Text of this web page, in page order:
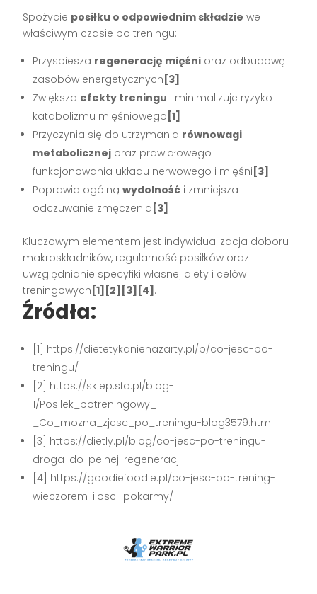
Spożycie posiłku o odpowiednim składzie we
właściwym czasie po treningu:
Przyspiesza regenerację mięśni oraz odbudowę
zasobów energetycznych [3]
Zwiększa efekty treningu i minimalizuje ryzyko
katabolizmu mięśniowego [1]
Przyczynia się do utrzymania równowagi
metabolicznej oraz prawidłowego
funkcjonowania układu nerwowego i mięśni [3]
Poprawia ogólnąwydolność i zmniejsza
odczuwanie zmęczenia [3]
Kluczowym elementem jest indywidualizacja doboru
makroskładników, regularność posiłków oraz
uwzględnianie specyfiki własnej diety i celów
treningowych [1][2][3][4] .
Źródła:
[1] https://dietetykanienazarty.pl/b/co-jesc-po-
treningu/
[2] https://sklep.sfd.pl/blog-
1/Posilek_potreningowy_-
_Co_mozna_zjesc_po_treningu-blog3579.html
[3] https://dietly.pl/blog/co-jesc-po-treningu-
droga-do-pelnej-regeneracji
[4] https://goodiefoodie.pl/co-jesc-po-trening-
wieczorem-ilosci-pokarmy/